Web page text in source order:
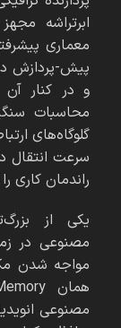
پیش-پردازش
و در کنار آن
محاسبات
سرعت انتقال
راندمان کاری
یکی از
مصنوعی در
مواجه شدن